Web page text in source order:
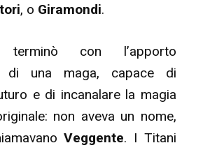
, o Giramondi.
con l’apporto
di una maga, capace di
e di incanalare la magia
non aveva un nome,
Veggente. I Titani